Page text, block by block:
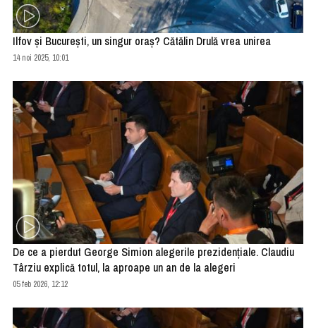
Ilfov şi Bucureşti, un singur oraş? Cătălin Drulă vrea unirea
14 noi 2025, 10:01
De ce a pierdut George Simion alegerile prezidenţiale. Claudiu
Târziu explică totul, la aproape un an de la alegeri
05 feb 2026, 12:12